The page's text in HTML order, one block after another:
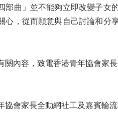
部曲」並不能夠立即改變子女
心，從而願意與自己討論和分
關內容，致電香港青年協會家
協會家長全動網社工及嘉賓輪